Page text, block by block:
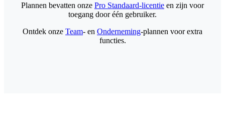
Plannen bevatten onze Pro Standaard-licentie en zijn voor
toegang door één gebruiker.
Ontdek onze Team- en Onderneming-plannen voor extra
functies.